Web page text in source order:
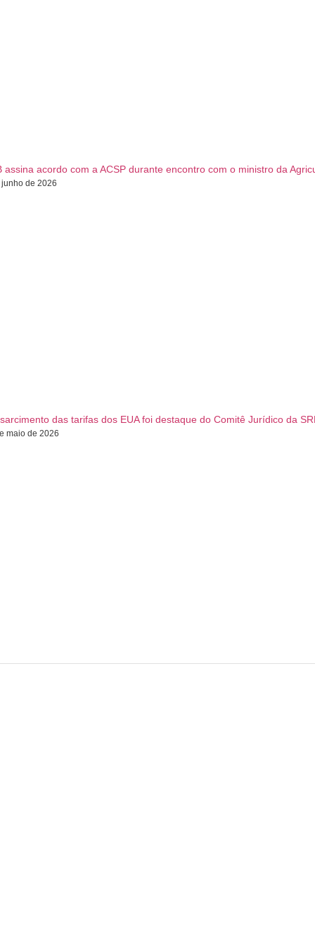
assina acordo com a ACSP durante encontro com o ministro da
de 2026
das tarifas dos EUA foi destaque do Comitê Jurídico da
maio de 2026